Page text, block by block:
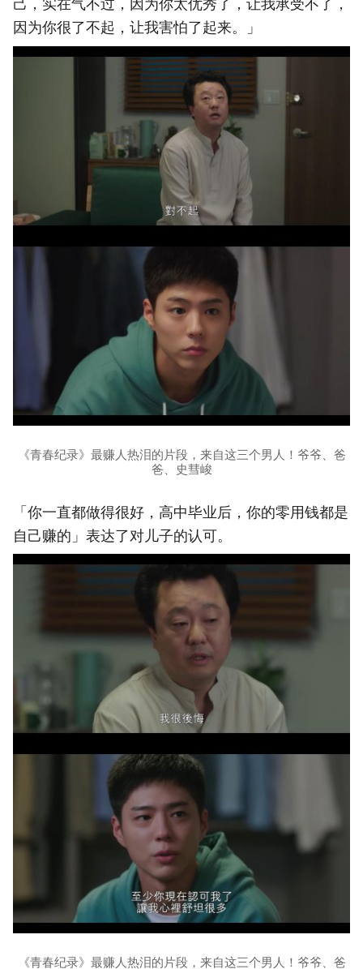
己，实在气不过，因为你太优秀了，让我承受不了，
因为你很了不起，让我害怕了起来。」
《青春纪录》最赚人热泪的片段，来自这三个男人！爷爷、爸
爸、史彗峻
「你一直都做得很好，高中毕业后，你的零用钱都是
自己赚的」表达了对儿子的认可。
《青春纪录》最赚人热泪的片段，来自这三个男人！爷爷、爸